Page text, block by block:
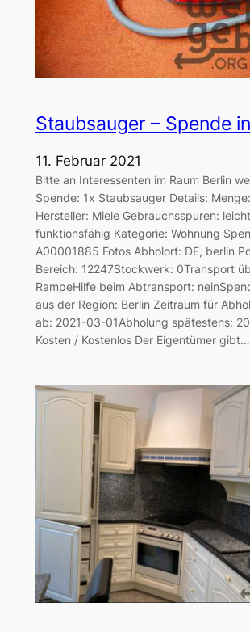
Staubsauger – Spende
11. Februar 2021
Bitte an Interessenten im Raum Berlin
Spende: 1x Staubsauger Details:
Hersteller: Miele Gebrauchsspuren:
funktionsfähig Kategorie: Wohnung
A00001885 Fotos Abholort: DE, berlin
Bereich: 12247Stockwerk: 0Transport
RampeHilfe beim Abtransport:
aus der Region: Berlin Zeitraum für
ab: 2021-03-01Abholung spätestens:
Kosten / Kostenlos Der Eigentümer gibt…